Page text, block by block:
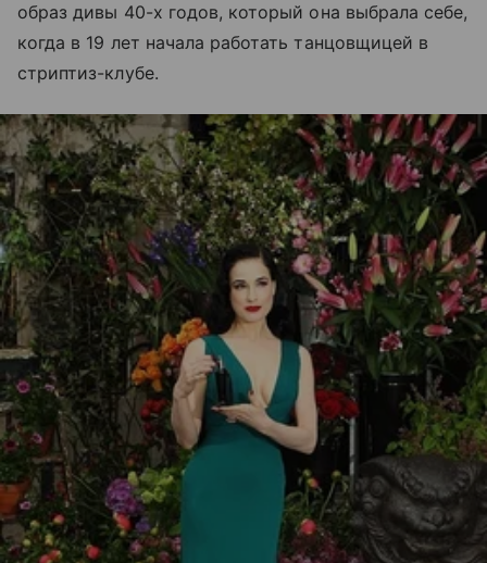
образ дивы 40-х годов, который она выбрала себе,
когда в 19 лет начала работать танцовщицей в
стриптиз-клубе.